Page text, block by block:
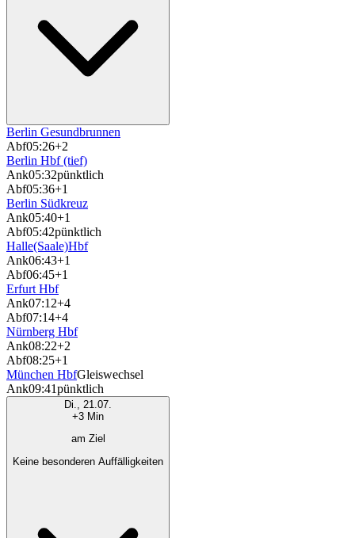
Berlin Gesundbrunnen
Abf05:26+2
Berlin Hbf (tief)
Ank05:32pünktlich
Abf05:36+1
Berlin Südkreuz
Ank05:40+1
Abf05:42pünktlich
Halle(Saale)Hbf
Ank06:43+1
Abf06:45+1
Erfurt Hbf
Ank07:12+4
Abf07:14+4
Nürnberg Hbf
Ank08:22+2
Abf08:25+1
München HbfGleiswechsel
Ank09:41pünktlich
Di., 21.07.
+3 Min
am Ziel
Keine besonderen Auffälligkeiten